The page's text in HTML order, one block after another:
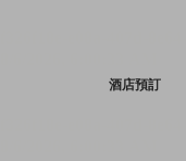
酒店預訂